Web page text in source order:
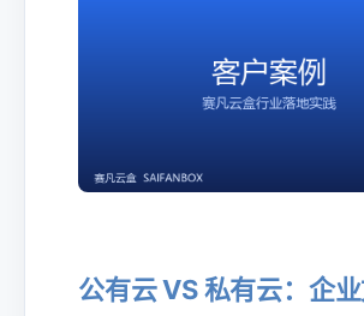
公有云 VS 私有云：企